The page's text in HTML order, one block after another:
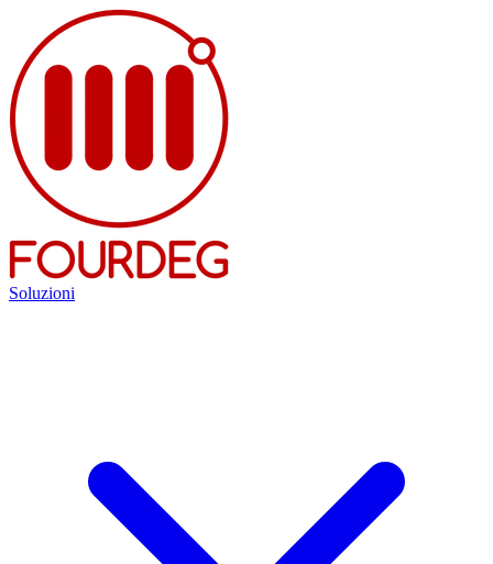
Soluzioni